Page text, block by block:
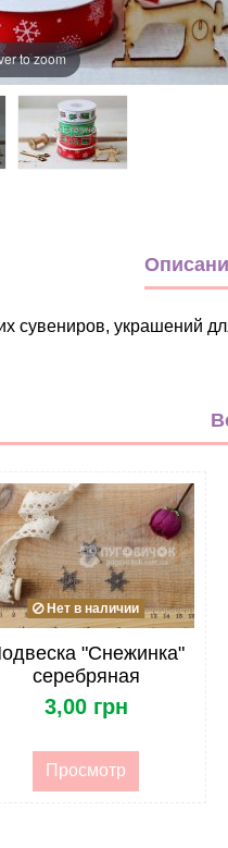
to zoom
сувениров, украшений
Нет в наличии
"Снежинка"
серебряная
3,00 грн
Просмотр